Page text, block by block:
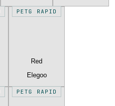
PETG RAPID
Red
Elegoo
PETG RAPID